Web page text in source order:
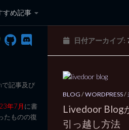
すめ記事
ピュータ日記
日付アーカイブ:
BLOG /WORDPRESS/
Livedoor Blog
引っ越し方法
で記事及び
年7月に書
たものの復